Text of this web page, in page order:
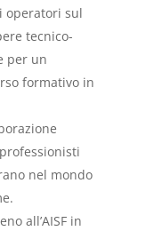
operatori sul
tecnico-
per un
formativo in
nel mondo
all’AISF in